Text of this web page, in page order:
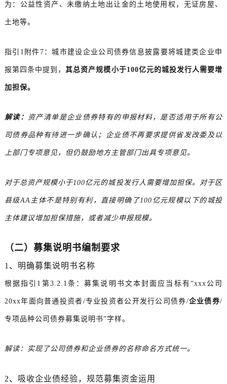
为：公益性资产、未缴纳土地出让金的土地使用权，无证房屋、
土地等。
指引1附件7：城市建设企业公司债券信息披露要将城建类企业申
报第四条中提到，其总资产规模小于100亿元的城投发行人需要增
加担保。
解读： 资产清单是企业债券特有的申报材料，是否适用于所有公
司债券品种有待进一步确认；企业债不再要求提供省发改委及以
上部门专项意见，但仍鼓励地方主管部门出具专项意见。
对于总资产规模小于100亿元的城投发行人需要增加担保。对于区
县级AA主体不是特别有利，直接明确了100亿元规模以下的城投
主体建议增加担保措施，或者减少申报规模。
（二）募集说明书编制要求
1、明确募集说明书名称
根据指引1第3.2.1条：募集说明书文本封面应当标有“xxx公司
20xx年面向普通投资者/专业投资者公开发行公司债券/企业债券/
专项品种公司债券募集说明书”字样。
解读：实现了公司债券和企业债券的名称命名方式统一。
2、吸收企业债经验，规范募集资金运用